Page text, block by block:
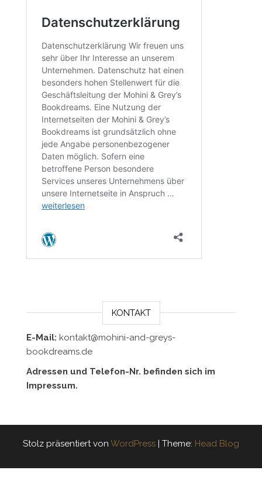
KONTAKT
E-Mail: kontakt@mohini-and-greys-
bookdreams.de
Adressen und Telefon-Nr. befinden sich im
Impressum.
Stolz präsentiert von WordPress | Theme: Head Blog